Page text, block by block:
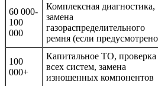
60 000-
100
000
Комплексная диагностика,
замена
газораспределительного
ремня (если
100
000+
Капитальное ТО, проверка
всех систем, замена
изношенных компонентов